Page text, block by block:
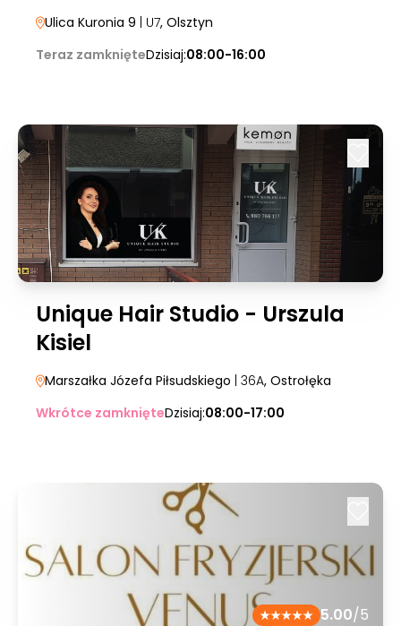
Ulica Kuronia 9 | U7, Olsztyn
Teraz zamknięteDzisiaj:08:00-16:00
Unique Hair Studio - Urszula
Kisiel
Marszałka Józefa Piłsudskiego | 36A, Ostrołęka
Wkrótce zamknięteDzisiaj:08:00-17:00
5.00/5